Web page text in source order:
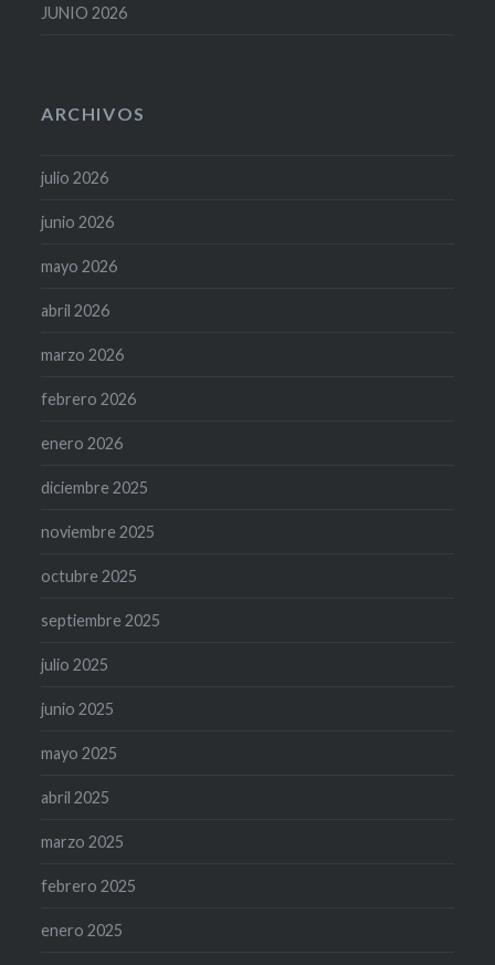
JUNIO 2026
ARCHIVOS
julio 2026
junio 2026
mayo 2026
abril 2026
marzo 2026
febrero 2026
enero 2026
diciembre 2025
noviembre 2025
octubre 2025
septiembre 2025
julio 2025
junio 2025
mayo 2025
abril 2025
marzo 2025
febrero 2025
enero 2025